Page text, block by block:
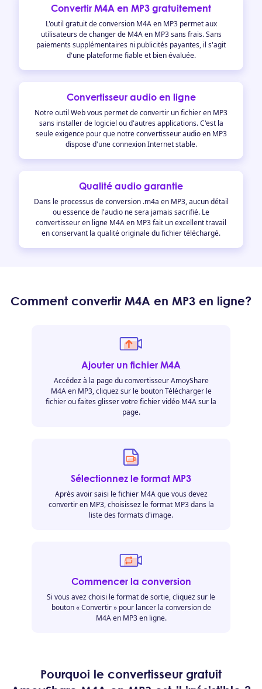
Convertir M4A en MP3 gratuitement
L'outil gratuit de conversion M4A en MP3 permet aux
utilisateurs de changer de M4A en MP3 sans frais. Sans
paiements supplémentaires ni publicités payantes, il s'agit
d'une plateforme fiable et bien évaluée.
Convertisseur audio en ligne
Notre outil Web vous permet de convertir un fichier en MP3
sans installer de logiciel ou d'autres applications. C'est la
seule exigence pour que notre convertisseur audio en MP3
dispose d'une connexion Internet stable.
Qualité audio garantie
Dans le processus de conversion .m4a en MP3, aucun détail
ou essence de l'audio ne sera jamais sacrifié. Le
convertisseur en ligne M4A en MP3 fait un excellent travail
en conservant la qualité originale du fichier téléchargé.
Comment convertir M4A en MP3 en ligne?
Ajouter un fichier M4A
Accédez à la page du convertisseur AmoyShare
M4A en MP3, cliquez sur le bouton Télécharger le
fichier ou faites glisser votre fichier vidéo M4A sur la
page.
Sélectionnez le format MP3
Après avoir saisi le fichier M4A que vous devez
convertir en MP3, choisissez le format MP3 dans la
liste des formats d'image.
Commencer la conversion
Si vous avez choisi le format de sortie, cliquez sur le
bouton « Convertir » pour lancer la conversion de
M4A en MP3 en ligne.
Pourquoi le convertisseur gratuit